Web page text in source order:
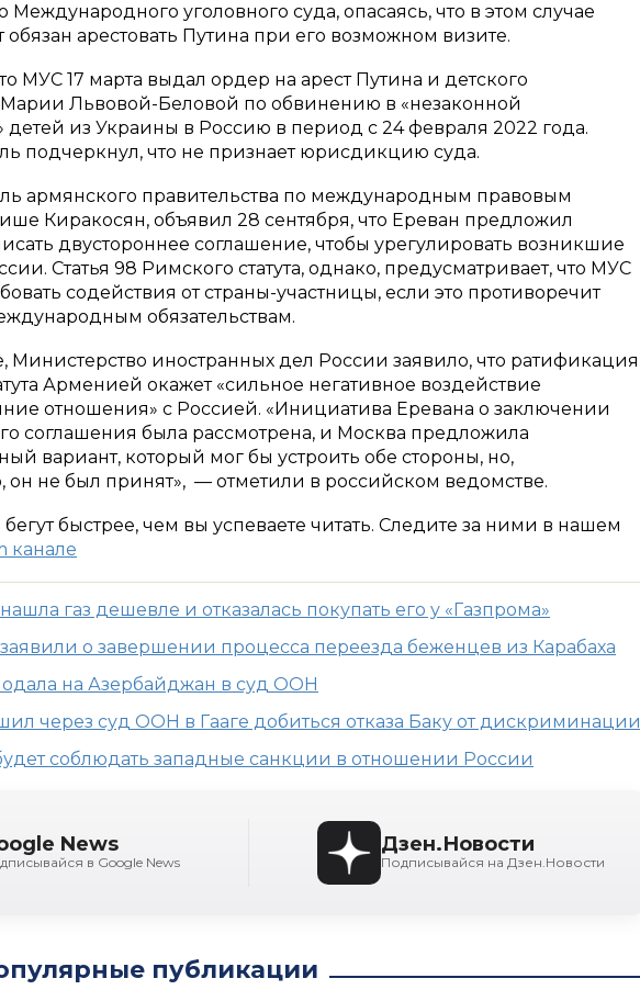
уголовного суда, опасаясь, что в этом случае
обязан арестовать Путина при его возможном визите.
МУС 17 марта выдал ордер на арест Путина и детского
Львовой-Беловой по обвинению в «незаконной
детей из Украины в Россию в период с 24 февраля 2022 года.
подчеркнул, что не признает юрисдикцию суда.
армянского правительства по международным правовым
Киракосян, объявил 28 сентября, что Ереван предложил
двустороннее соглашение, чтобы урегулировать возникшие
Статья 98 Римского статута, однако, предусматривает, что МУС
содействия от страны-участницы, если это противоречит
обязательствам.
Министерство иностранных дел России заявило, что ратификация
Арменией окажет «сильное негативное воздействие
отношения» с Россией. «Инициатива Еревана о заключении
соглашения была рассмотрена, и Москва предложила
вариант, который мог бы устроить обе стороны, но,
он не был принят», — отметили в российском ведомстве.
бегут быстрее, чем вы успеваете читать. Следите за ними в нашем
канале
газ дешевле и отказалась покупать его у «Газпрома»
о завершении процесса переезда беженцев из Карабаха
на Азербайджан в суд ООН
через суд ООН в Гааге добиться отказа Баку от дискриминации
будет соблюдать западные санкции в отношении России
News
в Google News
Дзен.Новости
Подписывайся на Дзен.Новости
публикации